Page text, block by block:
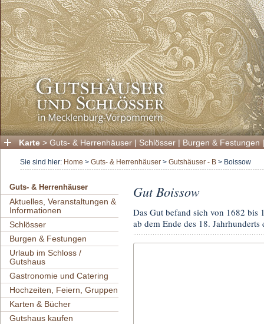
Karte > Guts- & Herrenhäuser | Schlösser | Burgen & Festungen
Sie sind hier: Home > Guts- & Herrenhäuser > Gutshäuser - B > Boissow
Guts- & Herrenhäuser
Aktuelles, Veranstaltungen &
Informationen
Schlösser
Burgen & Festungen
Urlaub im Schloss /
Gutshaus
Gastronomie und Catering
Hochzeiten, Feiern, Gruppen
Karten & Bücher
Gutshaus kaufen
Gut Boissow
Das Gut befand sich von 1682 bis
ab dem Ende des 18.